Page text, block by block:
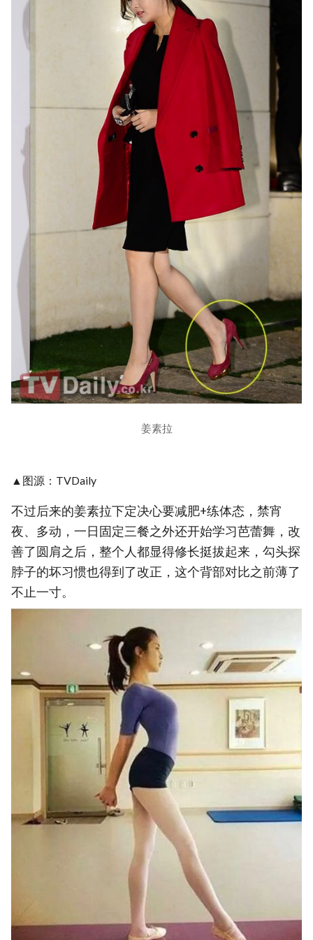
姜素拉
▲图源：TVDaily
不过后来的姜素拉下定决心要减肥+练体态，禁宵
夜、多动，一日固定三餐之外还开始学习芭蕾舞，改
善了圆肩之后，整个人都显得修长挺拔起来，勾头探
脖子的坏习惯也得到了改正，这个背部对比之前薄了
不止一寸。